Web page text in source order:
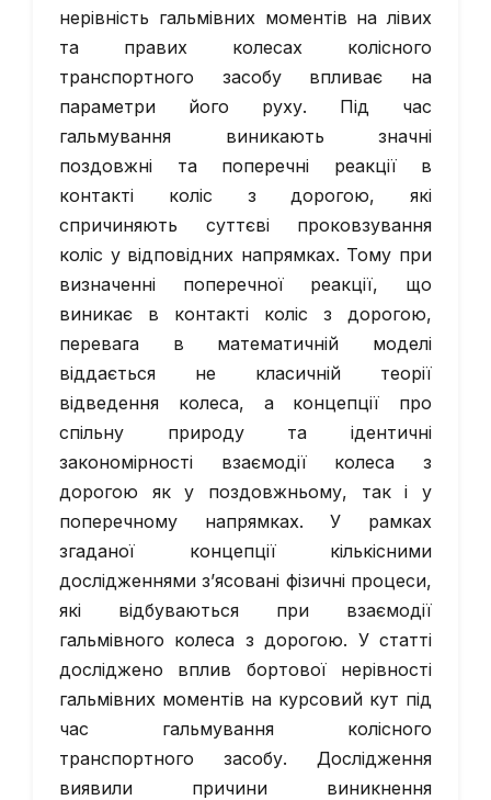
нерівність гальмівних моментів на лівих
та правих колесах колісного
транспортного засобу впливає на
параметри його руху. Під час
гальмування виникають значні
поздовжні та поперечні реакції в
контакті коліс з дорогою, які
спричиняють суттєві проковзування
коліс у відповідних напрямках. Тому при
визначенні поперечної реакції, що
виникає в контакті коліс з дорогою,
перевага в математичній моделі
віддається не класичній теорії
відведення колеса, а концепції про
спільну природу та ідентичні
закономірності взаємодії колеса з
дорогою як у поздовжньому, так і у
поперечному напрямках. У рамках
згаданої концепції кількісними
дослідженнями з’ясовані фізичні процеси,
які відбуваються при взаємодії
гальмівного колеса з дорогою. У статті
досліджено вплив бортової нерівності
гальмівних моментів на курсовий кут під
час гальмування колісного
транспортного засобу. Дослідження
виявили причини виникнення